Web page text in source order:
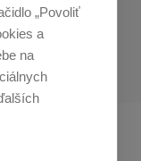
„Povoliť
a
na